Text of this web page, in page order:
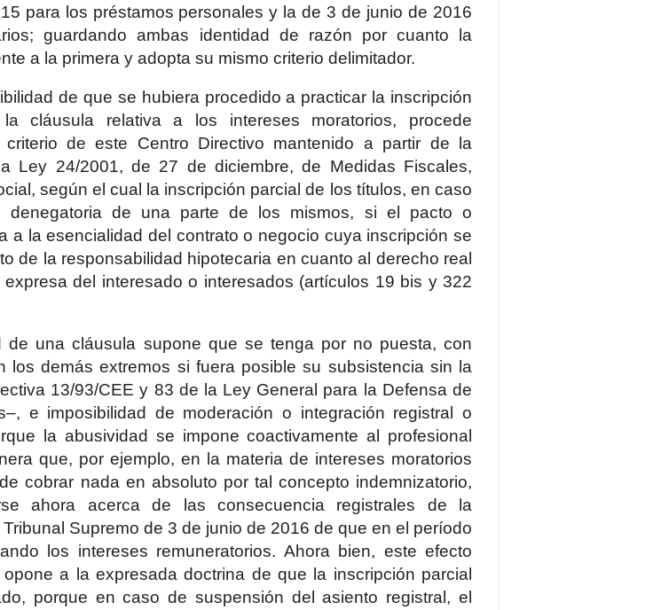
para los préstamos personales y la de 3 de junio de 2016
guardando ambas identidad de razón por cuanto la
a la primera y adopta su mismo criterio delimitador.
de que se hubiera procedido a practicar la inscripción
cláusula relativa a los intereses moratorios, procede
de este Centro Directivo mantenido a partir de la
Ley 24/2001, de 27 de diciembre, de Medidas Fiscales,
según el cual la inscripción parcial de los títulos, en caso
denegatoria de una parte de los mismos, si el pacto o
a la esencialidad del contrato o negocio cuya inscripción se
de la responsabilidad hipotecaria en cuanto al derecho real
del interesado o interesados (artículos 19 bis y 322
de una cláusula supone que se tenga por no puesta, con
los demás extremos si fuera posible su subsistencia sin la
13/93/CEE y 83 de la Ley General para la Defensa de
e imposibilidad de moderación o integración registral o
la abusividad se impone coactivamente al profesional
que, por ejemplo, en la materia de intereses moratorios
cobrar nada en absoluto por tal concepto indemnizatorio,
ahora acerca de las consecuencia registrales de la
Supremo de 3 de junio de 2016 de que en el período
los intereses remuneratorios. Ahora bien, este efecto
a la expresada doctrina de que la inscripción parcial
porque en caso de suspensión del asiento registral, el